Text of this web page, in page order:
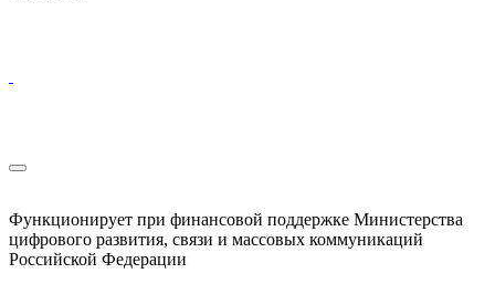
Функционирует при финансовой поддержке Министерства
цифрового развития, связи и массовых коммуникаций
Российской Федерации